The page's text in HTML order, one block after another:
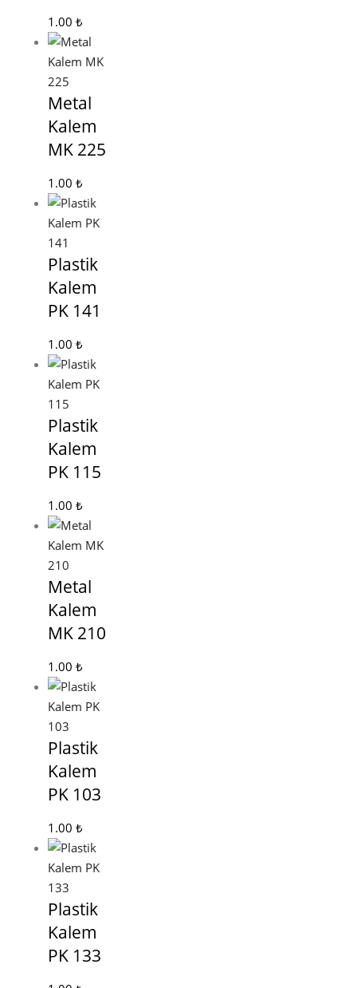
1.00 ₺
Metal
Kalem
MK 225
1.00 ₺
Plastik
Kalem
PK 141
1.00 ₺
Plastik
Kalem
PK 115
1.00 ₺
Metal
Kalem
MK 210
1.00 ₺
Plastik
Kalem
PK 103
1.00 ₺
Plastik
Kalem
PK 133